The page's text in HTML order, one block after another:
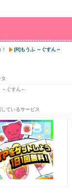
[R]もうふ ～ぐすん～
ぐすん～
ているサービス